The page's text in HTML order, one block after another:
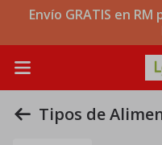
Envío GRATIS en
Tipos de